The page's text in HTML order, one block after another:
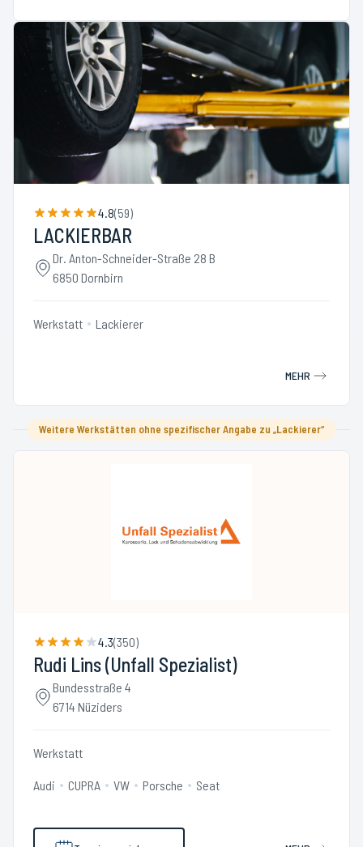
4.8(59)
LACKIERBAR
Dr. Anton-Schneider-Straße 28 B
6850 Dornbirn
Werkstatt Lackierer
MEHR
Weitere Werkstätten ohne spezifischer Angabe zu „Lackierer“
4.3(350)
Rudi Lins (Unfall Spezialist)
Bundesstraße 4
6714 Nüziders
Werkstatt
Audi CUPRA VW Porsche Seat